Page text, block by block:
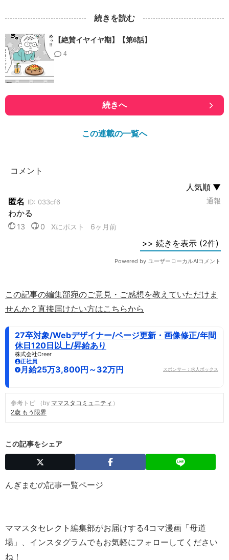
続きを読む
【絶賛イヤイヤ期】【第6話】
4
続きへ
この連載の一覧へ
この記事の編集部宛のご意見・ご感想を教えていただけま
せんか？直接届けたい方はこちらから
27卒対象/Webデザイナー/ページ更新・画像修正/年間
休日120日以上/昇給あり
株式会社Creer
正社員
月給25万3,800円～32万円 スポンサー：求人ボックス
参考トピ （by ママスタコミュニティ ）
2歳 もう限界
この記事をシェア
んぎまむの記事一覧ページ
ママスタセレクト編集部がお届けする4コマ漫画「母道
場」、インスタグラムでもお気軽にフォローしてください
ね！